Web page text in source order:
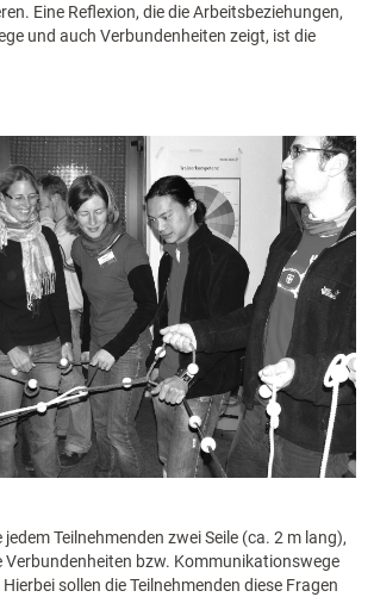
Eine Reflexion, die die Arbeitsbeziehungen,
und auch Verbundenheiten zeigt, ist die
Teilnehmenden zwei Seile (ca. 2 m lang),
Verbundenheiten bzw. Kommunikationswege
sollen die Teilnehmenden diese Fragen